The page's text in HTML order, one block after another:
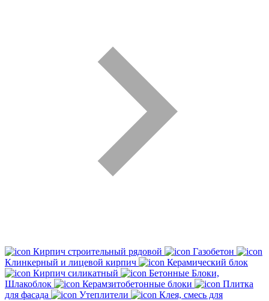
Кирпич строительный рядовой
Газобетон
Клинкерный и лицевой кирпич
Керамический блок
Кирпич силикатный
Бетонные Блоки,
Шлакоблок
Керамзитобетонные блоки
Плитка
для фасада
Утеплители
Клея, смесь для